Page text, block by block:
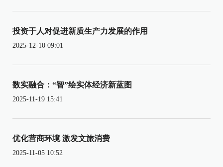
投资于人对促进新质生产力发展的作用
2025-12-10 09:01
数实融合：“智”绘实体经济新蓝图
2025-11-19 15:41
优化营商环境 激发文旅消费
2025-11-05 10:52